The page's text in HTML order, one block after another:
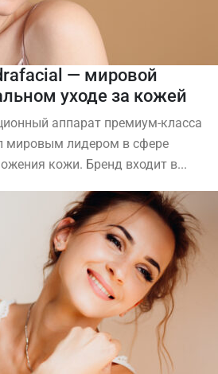
— мировой
уходе за кожей
аппарат премиум-класса
мировым лидером в сфере
кожи. Бренд входит в...